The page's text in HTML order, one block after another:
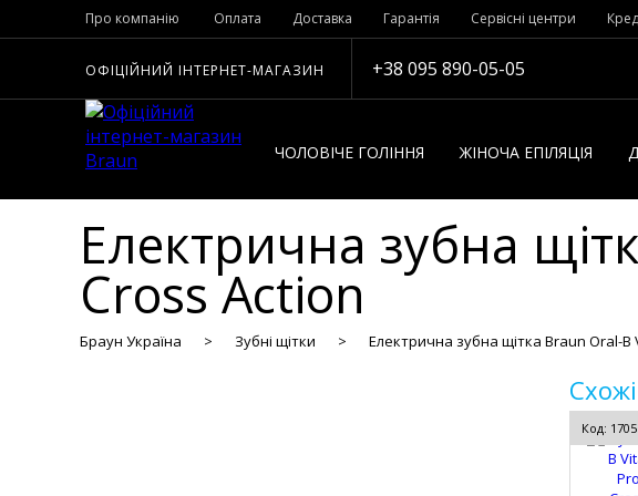
Про компанію Оплата Доставка Гарантія Сервісні центри
ОФІЦІЙНИЙ ІНТЕРНЕТ-МАГАЗИН +38 095 890-05-05
ЧОЛОВІЧЕ ГОЛІННЯ ЖІНОЧА ЕПІЛЯЦІЯ
Електрична зубна
Cross Action
Браун Україна Зубні щітки Електрична зубна щітка Braun Oral-B
Код: 1705